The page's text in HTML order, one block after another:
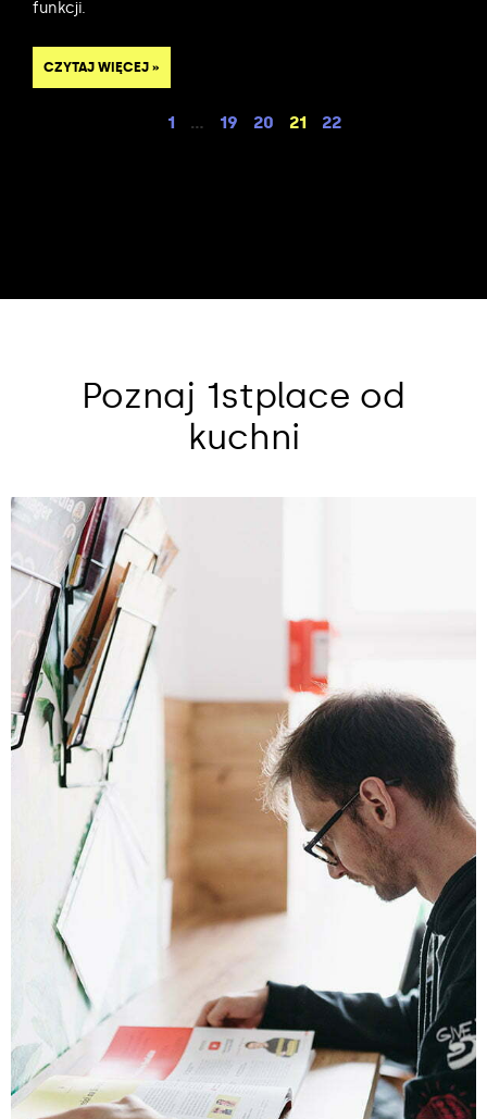
funkcji.
CZYTAJ WIĘCEJ »
1 … 19 20 21 22
Poznaj 1stplace od
kuchni